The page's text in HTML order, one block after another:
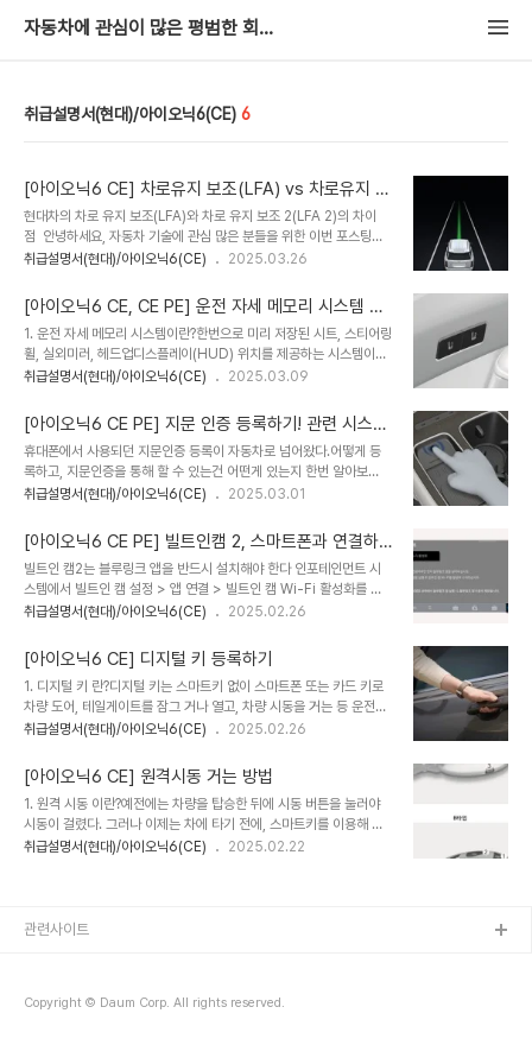
자동차에 관심이 많은 평범한 회사원
취급설명서(현대)/아이오닉6(CE) 6
[아이오닉6 CE] 차로유지 보조(LFA) vs 차로유지 보
조 2(LFA 2) 차이점 비교!
현대차의 차로 유지 보조(LFA)와 차로 유지 보조 2(LFA 2)의 차이
점 안녕하세요, 자동차 기술에 관심 많은 분들을 위한 이번 포스팅에
서는 현대자동차의 첨단 운전자 보조 시스템(ADAS) 중 하나인 차로
인 차로 유지 보조 2(Lane Following Assist 2, LFA 2)의 차이점
을 자세히 알아보겠습니다. 현대차를 타는 분들이나 신차 구매를 고민
중인 분들에게 도움이 되길 바라며, 간단하면서도 알기 쉽게 설명해볼
게요!차로 유지 보조(LFA)란?먼저, 차로 유지 보조(LFA)는 현대차가
2018년 수소전기차 넥쏘에 처음 선보인 기술로, 차량이 차로 중앙을
취급설명서(현대)/아이오닉6(CE) 2025.03.26
[아이오닉6 CE, CE PE] 운전 자세 메모리 시스템 사
용방법(IMS)
1. 운전 자세 메모리 시스템이란?한번으로 미리 저장된 시트, 스티어링
휠, 실외미러, 헤드업디스플레이(HUD) 위치를 제공하는 시스템이다
2. 운전자 1, 2에 설정상태 저장하기기어단을 P에 둔다좌석, 스티어링
길게 누른다삐삐 소리나면서 저장. 끝.3. 사용하기여러 사람이 공용으
로 사용하는 경우에, 1,2번 메모리를 누구에 맞출지 미리 정해야 한다
예를들어, 1번은 남편, 2번은 아내 등차량을 탑승한 뒤, 본인이 저장했
던 포지션 번호를 누르면 된다4.초기화 하기초기화 할 경우는 별로 없
겠지만, 만일 해야할 경우가 있다면 아래 절차를 따른다 1) 시동을 켠
젖힌다 3) ..
취급설명서(현대)/아이오닉6(CE) 2025.03.09
[아이오닉6 CE PE] 지문 인증 등록하기! 관련 시스템
총정리
휴대폰에서 사용되던 지문인증 등록이 자동차로 넘어왔다.어떻게 등
록하고, 지문인증을 통해 할 수 있는건 어떤게 있는지 한번 알아보
자! ccNC부터는 옵션으로 적용된다지문 인증 시스템 설정, 지문 등
'ON' 상태에서 인포테인먼트 시스템의 설정 > 사용자 프로필 > 운전
자 1 또는 운전자 2 > 보안 > 지문 인식을 선택한다.프로필 비밀번호
를 입력한 후 지문등록/삭제 > 등록을 선택한다.안내문에 따라 지문
인식 센서에 지문을 등록할 손가락을 올린다.안내문에 따라 진행률이
100 %가 될 때까지 지문의 여러 부위가 골고루 등록되도록 지문 인
다.' 안내문이 표시되고, 시스템에 지..
취급설명서(현대)/아이오닉6(CE) 2025.03.01
[아이오닉6 CE PE] 빌트인캠 2, 스마트폰과 연결하
기
빌트인 캠2는 블루링크 앱을 반드시 설치해야 한다 인포테인먼트 시
스템에서 빌트인 캠 설정 > 앱 연결 > 빌트인 캠 Wi-Fi 활성화를 선
택(활성화)한 후 비밀번호를 설정자세한 설명은 '앱 연결 설정하기'를
택한다블루링크 앱에서 빌트인 캠 연결하기를 누르고, Wi-Fi 연결을
선택한다.스마트폰의 Wi-Fi 설정 화면에서 빌트인 캠 Wi-Fi 네트워
크 이름을 선택한 후 비밀번호를 입력하고 연결을 완료한다.빌트인 캠
Wi-Fi에 최초 연결할 때 비밀번호를 설정해야 합니다(숫자, 문자, 특
수문자 포함 10자 이상).빌트인 캠의 Wi-Fi 네트워크 이름은 인포테
Fi에 연결하면 모..
취급설명서(현대)/아이오닉6(CE) 2025.02.26
[아이오닉6 CE] 디지털 키 등록하기
1. 디지털 키 란?디지털 키는 스마트키 없이 스마트폰 또는 카드 키로
차량 도어, 테일게이트를 잠그 거나 열고, 차량 시동을 거는 등 운전자
에게 편의를 제공하는 시스템. 핵심은아래와 같다- 스마트키가 없어도
법 1) 현대 블루링크 APP을 설치한다 2) 회원 및 서비스 가입한다 3)
스마트키를 이용하여 차량 시동을 「ON」 상태로 한 후 스마트키를 차
량 실내에 둔다 4) 설정 > 차량 > 디지털 키 > 스마트폰 키 > 나의 스
마트폰 키를선택하여 등록화면으로 이동한다 5) 블루링크 앱에서 더
보기(...) 메뉴 > 차량 디지털 키 설정 > 등록하기를 누른다 - 실내
취급설명서(현대)/아이오닉6(CE) 2025.02.26
[아이오닉6 CE] 원격시동 거는 방법
1. 원격 시동 이란?예전에는 차량을 탑승한 뒤에 시동 버튼을 눌러야
시동이 걸렸다. 그러나 이제는 차에 타기 전에, 스마트키를 이용해 미
리 시동을 걸 수 있다. 여름에 차를 미리 시원하게 한다거나, 반대로 겨
방법원격 시동 버튼(5)을 다시 누르면 시동이 꺼진다4. 기타 유의 사
다5. 마무리 ..
취급설명서(현대)/아이오닉6(CE) 2025.02.22
Copyright © Daum Corp. All rights reserved.
관련사이트